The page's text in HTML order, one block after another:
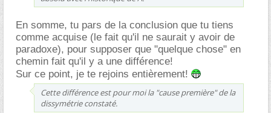
En somme, tu pars de la conclusion que tu tiens
comme acquise (le fait qu'il ne saurait y avoir de
paradoxe), pour supposer que "quelque chose" en
chemin fait qu'il y a une différence!
Sur ce point, je te rejoins entièrement!
Cette différence est pour moi la "cause première" de la
dissymétrie constaté.